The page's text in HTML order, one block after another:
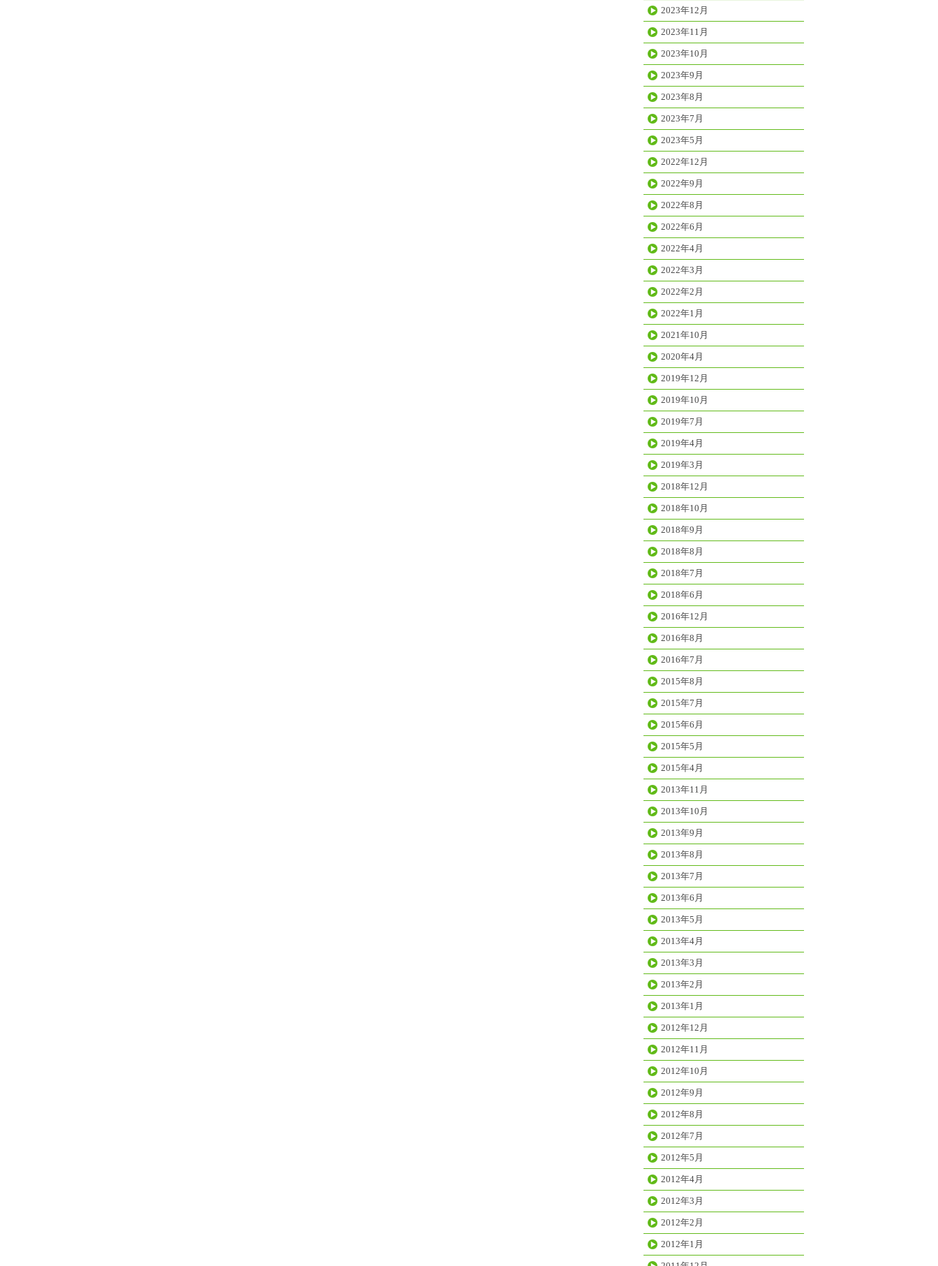
2023年12月
2023年11月
2023年10月
2023年9月
2023年8月
2023年7月
2023年5月
2022年12月
2022年9月
2022年8月
2022年6月
2022年4月
2022年3月
2022年2月
2022年1月
2021年10月
2020年4月
2019年12月
2019年10月
2019年7月
2019年4月
2019年3月
2018年12月
2018年10月
2018年9月
2018年8月
2018年7月
2018年6月
2016年12月
2016年8月
2016年7月
2015年8月
2015年7月
2015年6月
2015年5月
2015年4月
2013年11月
2013年10月
2013年9月
2013年8月
2013年7月
2013年6月
2013年5月
2013年4月
2013年3月
2013年2月
2013年1月
2012年12月
2012年11月
2012年10月
2012年9月
2012年8月
2012年7月
2012年5月
2012年4月
2012年3月
2012年2月
2012年1月